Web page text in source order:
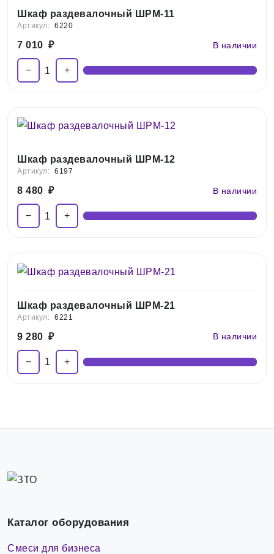
Шкаф раздевалочный ШРМ-11
Артикул: 6220
7 010 ₽ В наличии
− 1 +
Шкаф раздевалочный ШРМ-12
Артикул: 6197
8 480 ₽ В наличии
− 1 +
Шкаф раздевалочный ШРМ-21
Артикул: 6221
9 280 ₽ В наличии
− 1 +
Каталог оборудования
Смеси для бизнеса